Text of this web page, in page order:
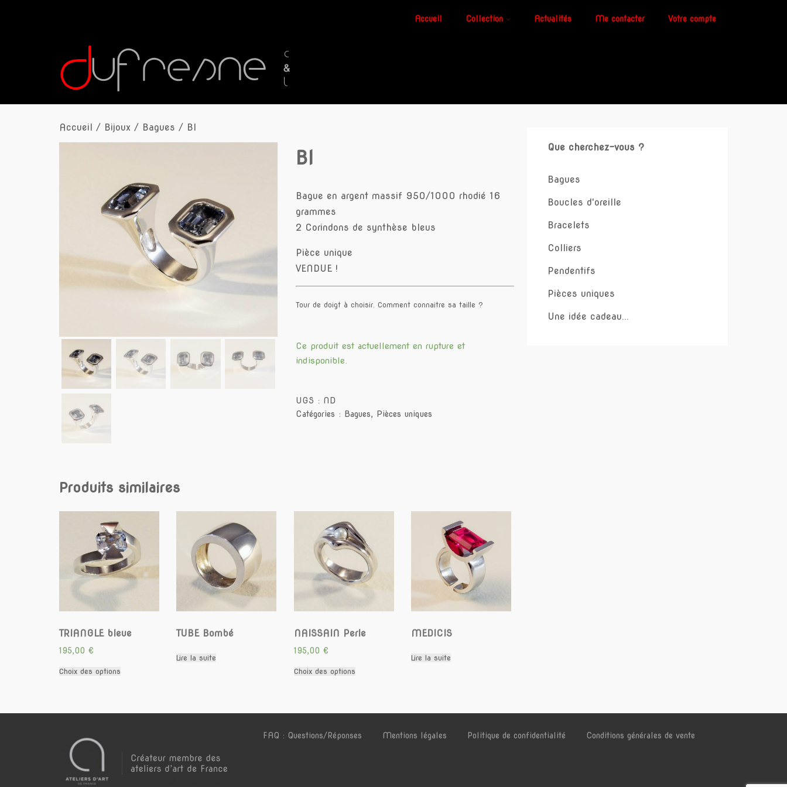
Accueil Collection Actualités Me contacter Votre compte
Accueil / Bijoux / Bagues / BI
BI
Bague en argent massif 950/1000 rhodié 16
grammes
2 Corindons de synthèse bleus
Pièce unique
VENDUE !
Tour de doigt à choisir. Comment connaitre sa taille ?
Ce produit est actuellement en rupture et
indisponible.
UGS : ND
Catégories : Bagues, Pièces uniques
Produits similaires
TRIANGLE bleue
195,00 €
Choix des optionsproduit
être
choisies
sur
TUBE Bombé
Lire la suite
NAISSAIN Perle
195,00 €
Choix des optionsproduit
options
peuvent
MEDICIS
Lire la suite
Que cherchez-vous ?
Bagues
Boucles d'oreille
Bracelets
Colliers
Pendentifs
Pièces uniques
Une idée cadeau...
FAQ : Questions/Réponses Mentions légales Politique de confidentialité Conditions générales de vente